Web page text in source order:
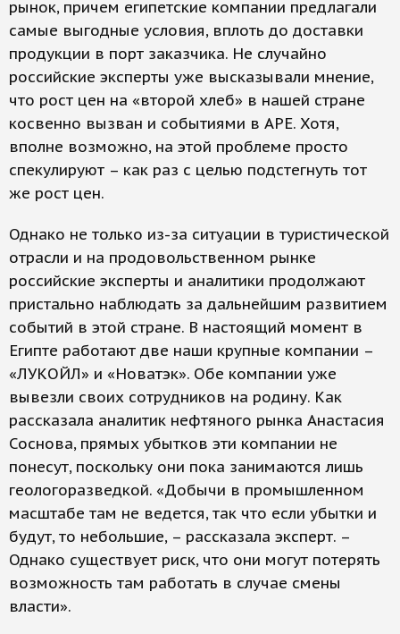
рынок, причем египетские компании предлагали
самые выгодные условия, вплоть до доставки
продукции в порт заказчика. Не случайно
российские эксперты уже высказывали мнение,
что рост цен на «второй хлеб» в нашей стране
косвенно вызван и событиями в АРЕ. Хотя,
вполне возможно, на этой проблеме просто
спекулируют – как раз с целью подстегнуть тот
же рост цен.
Однако не только из-за ситуации в туристической
отрасли и на продовольственном рынке
российские эксперты и аналитики продолжают
пристально наблюдать за дальнейшим развитием
событий в этой стране. В настоящий момент в
Египте работают две наши крупные компании –
«ЛУКОЙЛ» и «Новатэк». Обе компании уже
вывезли своих сотрудников на родину. Как
рассказала аналитик нефтяного рынка Анастасия
Соснова, прямых убытков эти компании не
понесут, поскольку они пока занимаются лишь
геологоразведкой. «Добычи в промышленном
масштабе там не ведется, так что если убытки и
будут, то небольшие, – рассказала эксперт. –
Однако существует риск, что они могут потерять
возможность там работать в случае смены
власти».